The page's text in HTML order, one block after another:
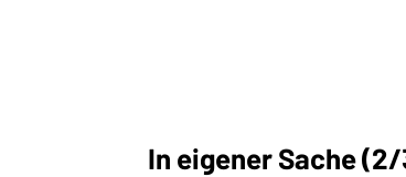
In eigener Sache